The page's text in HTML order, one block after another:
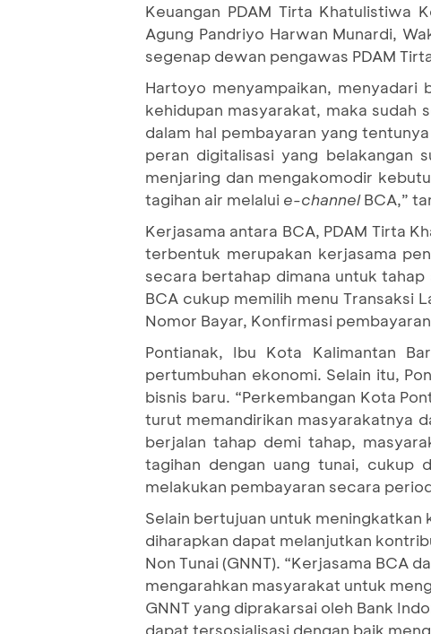
Keuangan PDAM Tirta Khatulistiwa
Agung Pandriyo Harwan Munardi,
segenap dewan pengawas PDAM
Hartoyo menyampaikan,
kehidupan masyarakat, maka sudah
dalam hal pembayaran yang
peran digitalisasi yang belakangan
menjaring dan mengakomodir
tagihan air melalui e-channelBCA,”
Kerjasama antara BCA, PDAM Tirta
terbentuk merupakan kerjasama
secara bertahap dimana untuk
BCA cukup memilih menu Transaksi
Nomor Bayar, Konfirmasi
Pontianak, Ibu Kota Kalimantan
pertumbuhan ekonomi. Selain itu,
bisnis baru. “Perkembangan Kota
turut memandirikan masyarakatnya
berjalan tahap demi tahap,
tagihan dengan uang tunai, cukup
melakukan pembayaran secara
Selain bertujuan untuk meningkatkan
diharapkan dapat melanjutkan
Non Tunai (GNNT). “Kerjasama BCA
mengarahkan masyarakat untuk
GNNT yang diprakarsai oleh Bank
dapat tersosialisasi dengan baik